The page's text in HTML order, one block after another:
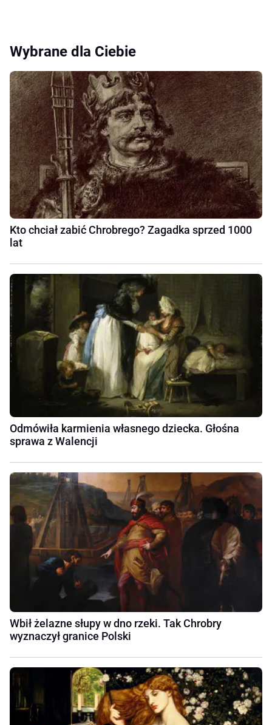
Wybrane dla Ciebie
Kto chciał zabić Chrobrego? Zagadka sprzed 1000
lat
Odmówiła karmienia własnego dziecka. Głośna
sprawa z Walencji
Wbił żelazne słupy w dno rzeki. Tak Chrobry
wyznaczył granice Polski